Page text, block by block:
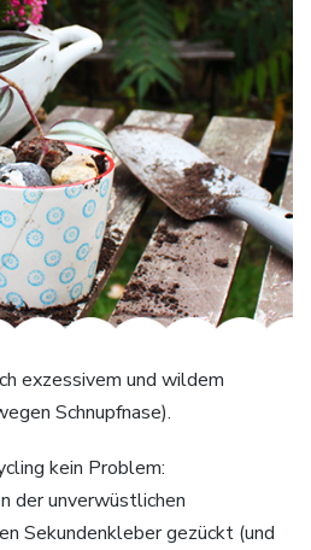
exzessivem und wildem
Schnupfnase).
kein Problem:
der unverwüstlichen
Sekundenkleber gezückt (und